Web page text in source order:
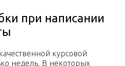
при написании
курсовой
недель. В некоторых